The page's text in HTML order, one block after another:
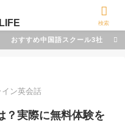
おすすめ中国語スクール3社
イン英会話
？実際に無料体験を
検索